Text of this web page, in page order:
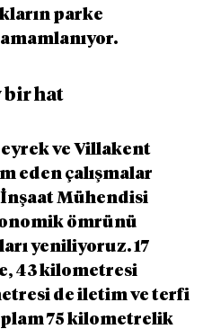
parke
bir hat
ve Villakent
eden çalışmalar
Mühendisi
ömrünü
yeniliyoruz. 17
43 kilometresi
de iletim ve terfi
75 kilometrelik